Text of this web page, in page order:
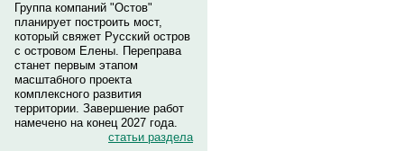
Группа компаний "Остов"
планирует построить мост,
который свяжет Русский остров
с островом Елены. Переправа
станет первым этапом
масштабного проекта
комплексного развития
территории. Завершение работ
намечено на конец 2027 года.
статьи раздела